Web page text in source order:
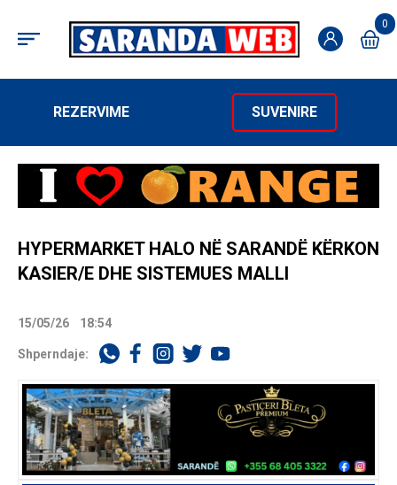
0
REZERVIME SUVENIRE
HYPERMARKET HALO NË SARANDË KËRKON
KASIER/E DHE SISTEMUES MALLI
15/05/26 18:54
Shperndaje: